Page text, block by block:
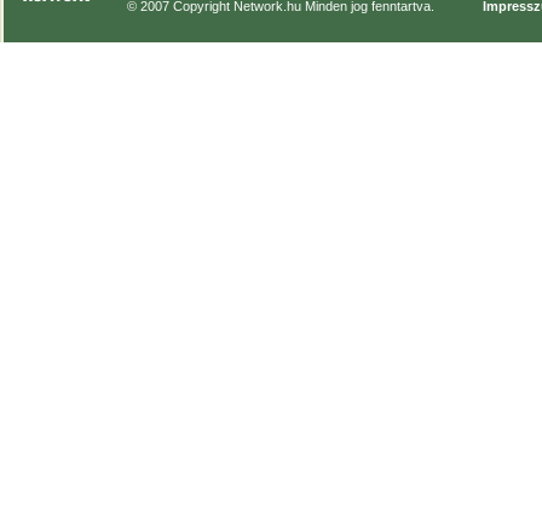
© 2007 Copyright Network.hu Minden jog fenntartva.